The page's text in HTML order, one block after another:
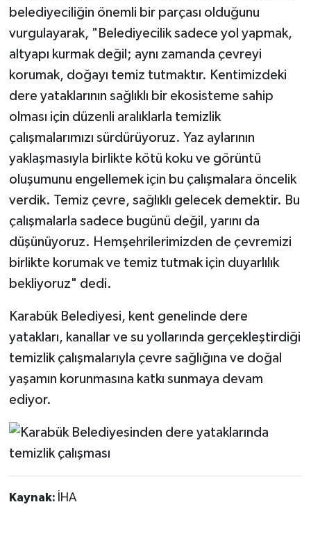
belediyeciliğin önemli bir parçası olduğunu
vurgulayarak, "Belediyecilik sadece yol yapmak,
altyapı kurmak değil; aynı zamanda çevreyi
korumak, doğayı temiz tutmaktır. Kentimizdeki
dere yataklarının sağlıklı bir ekosisteme sahip
olması için düzenli aralıklarla temizlik
çalışmalarımızı sürdürüyoruz. Yaz aylarının
yaklaşmasıyla birlikte kötü koku ve görüntü
oluşumunu engellemek için bu çalışmalara öncelik
verdik. Temiz çevre, sağlıklı gelecek demektir. Bu
çalışmalarla sadece bugünü değil, yarını da
düşünüyoruz. Hemşehrilerimizden de çevremizi
birlikte korumak ve temiz tutmak için duyarlılık
bekliyoruz" dedi.
Karabük Belediyesi, kent genelinde dere
yatakları, kanallar ve su yollarında gerçekleştirdiği
temizlik çalışmalarıyla çevre sağlığına ve doğal
yaşamın korunmasına katkı sunmaya devam
ediyor.
Kaynak: İHA
SİYASET
Ulusal
Yaşam